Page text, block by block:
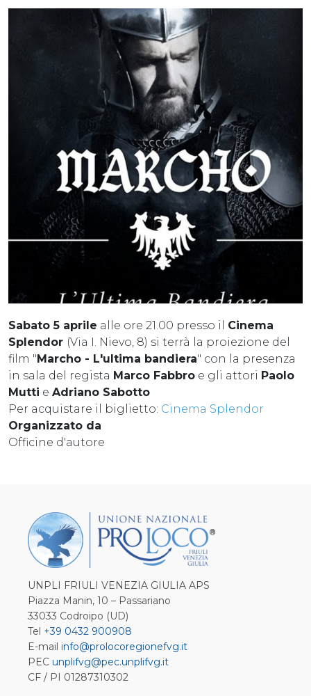
Sabato 5 aprile alle ore 21.00 presso il Cinema
Splendor (Via I. Nievo, 8) si terrà la proiezione del
film "Marcho - L'ultima bandiera" con la presenza
in sala del regista Marco Fabbro e gli attori Paolo
Mutti e Adriano Sabotto
Per acquistare il biglietto: Cinema Splendor
Organizzato da
Officine d'autore
UNPLI FRIULI VENEZIA GIULIA APS
Piazza Manin, 10 – Passariano
33033 Codroipo (UD)
Tel +39 0432 900908
E-mail info@prolocoregionefvg.it
PEC unplifvg@pec.unplifvg.it
CF / PI 01287310302